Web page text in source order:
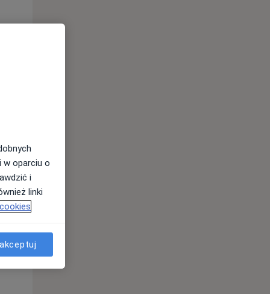
Pon,
10 Sie
w oparciu o
i
linki